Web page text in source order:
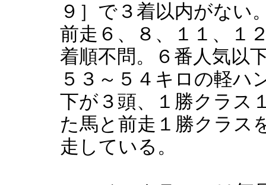
９］で３着以内がない
前走６、８、１１、１
着順不問。６番人気以
５３～５４キロの軽ハ
下が３頭、１勝クラス
た馬と前走１勝クラス
走している。